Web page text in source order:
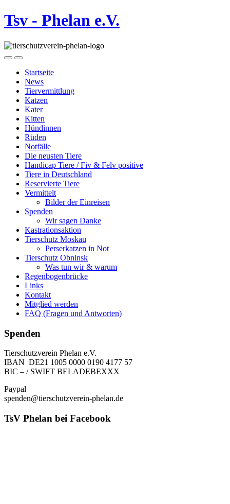
Tsv - Phelan e.V.
Startseite
News
Tiervermittlung
Katzen
Kater
Kitten
Hündinnen
Rüden
Notfälle
Die neusten Tiere
Handicap Tiere / Fiv & Felv positive
Tiere in Deutschland
Reservierte Tiere
Vermittelt
Bilder der Einreisen
Spenden
Wir sagen Danke
Kastrationsaktion
Tierschutz Moskau
Perserkatzen in Not
Tierschutz Obninsk
Was tun wir & warum
Regenbogenbrücke
Links
Kontakt
Mitglied werden
FAQ (Fragen und Antworten)
Spenden
Tierschutzverein Phelan e.V.
IBAN DE21 1005 0000 0190 4177 57
BIC – / SWIFT BELADEBEXXX
Paypal
spenden@tierschutzverein-phelan.de
TsV Phelan bei Facebook